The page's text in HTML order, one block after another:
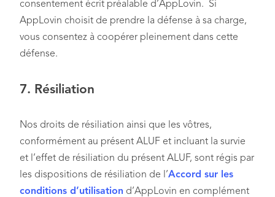
consentement écrit préalable d’AppLovin. Si
AppLovin choisit de prendre la défense à sa charge,
vous consentez à coopérer pleinement dans cette
défense.
7. Résiliation
Nos droits de résiliation ainsi que les vôtres,
conformément au présent ALUF et incluant la survie
et l’effet de résiliation du présent ALUF, sont régis par
les dispositions de résiliation de l’Accord sur les
conditions d’utilisation d’AppLovin en complément